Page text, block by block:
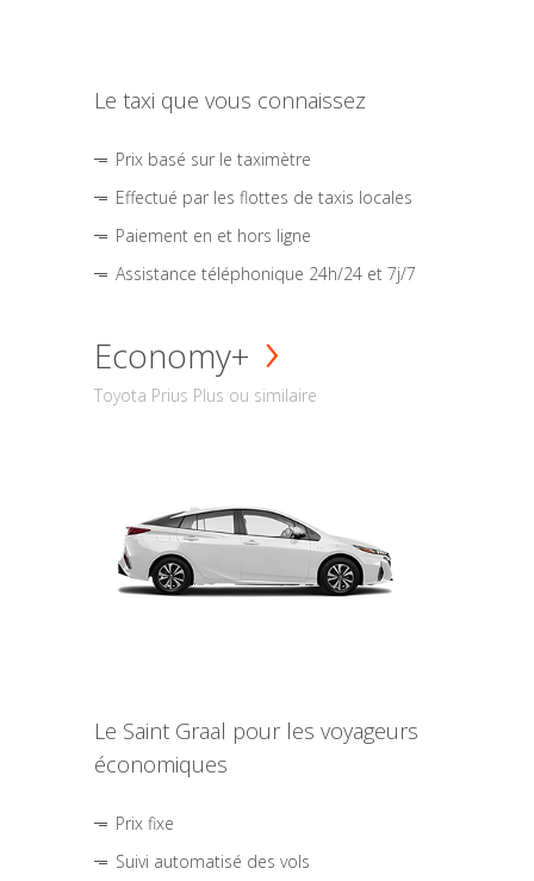
Le taxi que vous connaissez
Prix basé sur le taximètre
Effectué par les flottes de taxis locales
Paiement en et hors ligne
Assistance téléphonique 24h/24 et 7j/7
Economy+
Toyota Prius Plus ou similaire
Le Saint Graal pour les voyageurs
économiques
Prix fixe
Suivi automatisé des vols